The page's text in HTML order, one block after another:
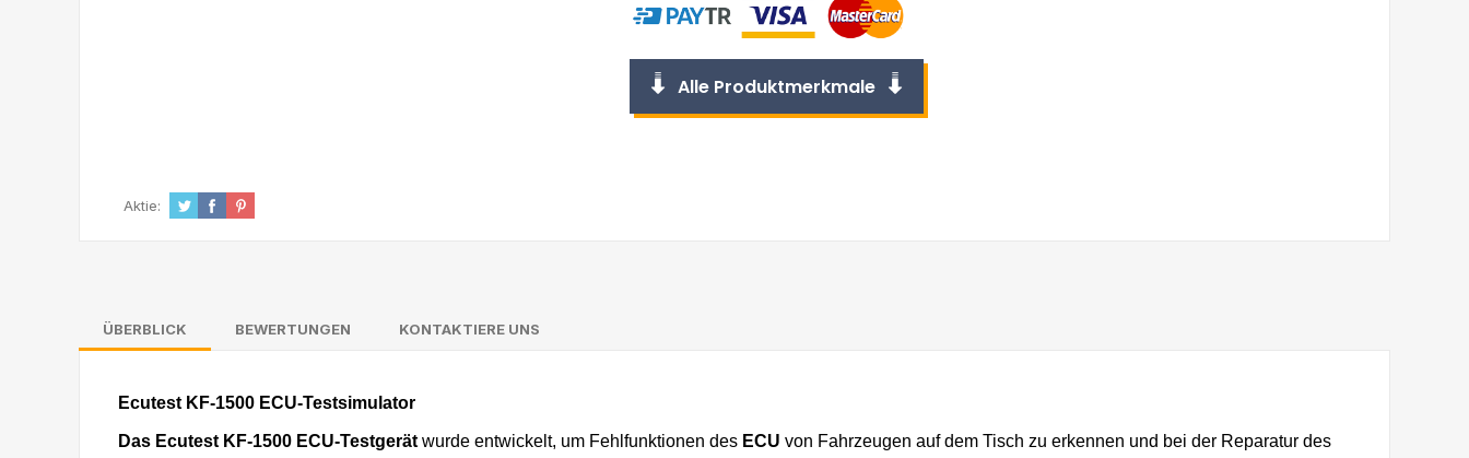
Alle Produktmerkmale
Aktie:
ÜBERBLICK BEWERTUNGEN KONTAKTIERE UNS
Ecutest KF-1500 ECU-Testsimulator
Das Ecutest KF-1500 ECU-Testgerät wurde entwickelt, um Fehlfunktionen des ECU von Fahrzeugen auf dem Tisch zu erkennen und bei der Reparatur des